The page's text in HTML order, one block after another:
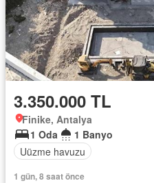
3.350.000 TL
Finike, Antalya
1 Oda
1 Banyo
Uüzme havuzu
1 gün, 8 saat önce